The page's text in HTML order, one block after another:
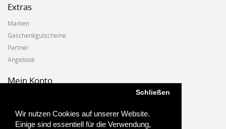
Wir nutzen Cookies auf unserer Website.
Einige sind essentiell für die Verwendung,
Schließen
Extras
Marken
Geschenkgutscheine
Partner
Angebote
Mein Konto
Auftragshistorie
Wunschzettel